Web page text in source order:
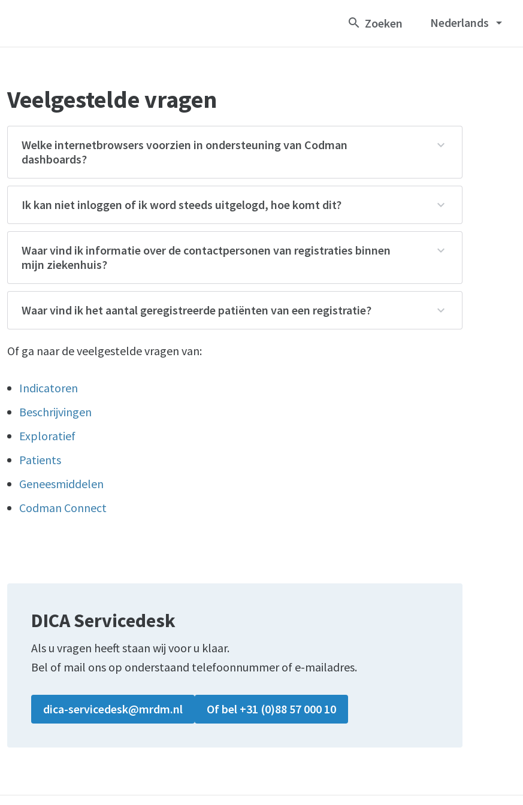
Nederlands arrow_drop_down
Veelgestelde vragen
Welke internetbrowsers voorzien in ondersteuning van Codman
dashboards?
Ik kan niet inloggen of ik word steeds uitgelogd, hoe komt dit?
Waar vind ik informatie over de contactpersonen van registraties binnen
mijn ziekenhuis?
Waar vind ik het aantal geregistreerde patiënten van een registratie?
Of ga naar de veelgestelde vragen van:
Indicatoren
Beschrijvingen
Exploratief
Patients
Geneesmiddelen
Codman Connect
DICA Servicedesk
Als u vragen heeft staan wij voor u klaar.
Bel of mail ons op onderstaand telefoonnummer of e-mailadres.
dica-servicedesk@mrdm.nl Of bel +31 (0)88 57 000 10